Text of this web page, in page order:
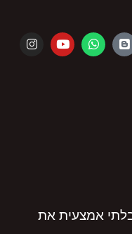
אמצעית את